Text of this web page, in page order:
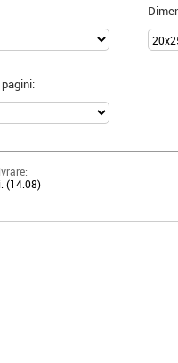
(14.08)